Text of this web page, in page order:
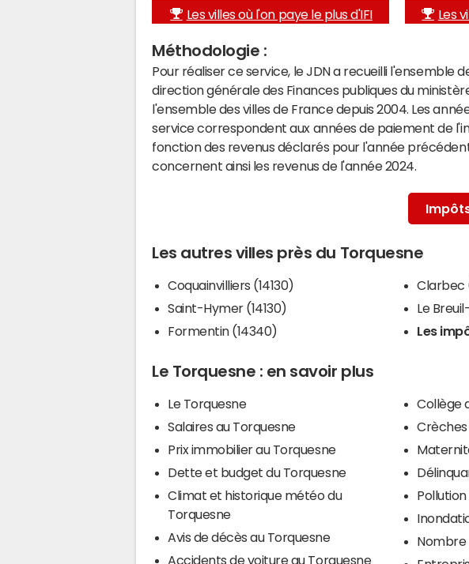
Les villes où l'on paye le plus d'IFI Les
Méthodologie :
Pour réaliser ce service, le JDN a recueilli l'ensemble
direction générale des Finances publiques du
l'ensemble des villes de France depuis 2004. Les
service correspondent aux années de paiement de
fonction des revenus déclarés pour l'année
concernent ainsi les revenus de l'année 2024.
Les autres villes près du Torquesne
Coquainvilliers (14130)
Saint-Hymer (14130)
Formentin (14340)
Clarbec
Le
Les
Le Torquesne : en savoir plus
Le Torquesne
Salaires au Torquesne
Prix immobilier au Torquesne
Dette et budget du Torquesne
Climat et historique météo du
Torquesne
Avis de décès au Torquesne
Accidents de voiture au Torquesne
Collège
Crèches
Nombre